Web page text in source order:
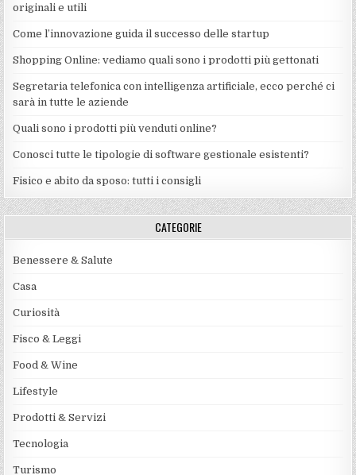
originali e utili
Come l’innovazione guida il successo delle startup
Shopping Online: vediamo quali sono i prodotti più gettonati
Segretaria telefonica con intelligenza artificiale, ecco perché ci
sarà in tutte le aziende
Quali sono i prodotti più venduti online?
Conosci tutte le tipologie di software gestionale esistenti?
Fisico e abito da sposo: tutti i consigli
CATEGORIE
Benessere & Salute
Casa
Curiosità
Fisco & Leggi
Food & Wine
Lifestyle
Prodotti & Servizi
Tecnologia
Turismo